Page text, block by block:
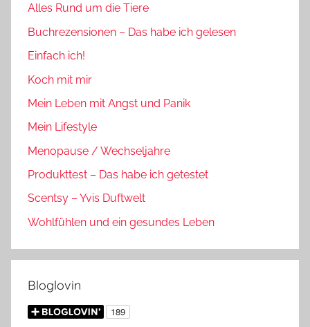
Alles Rund um die Tiere
Buchrezensionen – Das habe ich gelesen
Einfach ich!
Koch mit mir
Mein Leben mit Angst und Panik
Mein Lifestyle
Menopause / Wechseljahre
Produkttest – Das habe ich getestet
Scentsy – Yvis Duftwelt
Wohlfühlen und ein gesundes Leben
Bloglovin